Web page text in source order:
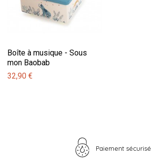
Boîte à musique - Sous
mon Baobab
32,90 €
Paiement sécurisé